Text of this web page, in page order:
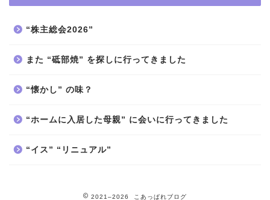
“株主総会2026”
また “砥部焼” を探しに行ってきました
“懐かし” の味？
“ホームに入居した母親” に会いに行ってきました
“イス” “リニュアル”
2021–2026 こあっぱれブログ